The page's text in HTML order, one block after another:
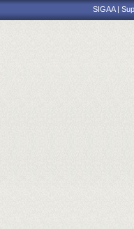
SIGAA |